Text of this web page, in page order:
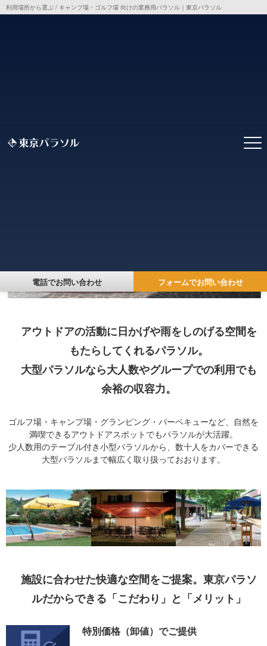
利用場所から選ぶ / キャンプ場・ゴルフ場 向けの業務用パラソル｜東京パラソル
電話でお問い合わせ フォームでお問い合わせ
アウトドアの活動に日かげや雨をしのげる空間を
もたらしてくれるパラソル。
大型パラソルなら大人数やグループでの利用でも
余裕の収容力。
ゴルフ場・キャンプ場・グランピング・バーベキューなど、自然を
満喫できるアウトドアスポットでもパラソルが大活躍。
少人数用のテーブル付き小型パラソルから、数十人をカバーできる
大型パラソルまで幅広く取り扱っておおります。
施設に合わせた快適な空間をご提案。東京パラソ
ルだからできる「こだわり」と「メリット」
特別価格（卸値）でご提供